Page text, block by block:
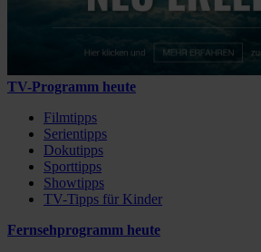
TV-Programm heute
Filmtipps
Serientipps
Dokutipps
Sporttipps
Showtipps
TV-Tipps für Kinder
Fernsehprogramm heute